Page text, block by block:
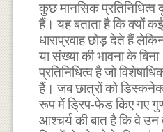
कुछ मानसिक
हैं। यह बताता है कि क्यों
धाराप्रवाह छोड़ देते हैं
या संख्या की भावना के
प्रतिनिधित्व है जो
हैं। जब छात्रों को
रूप में ड्रिप-फेड किए गए
आश्चर्य की बात है कि वे उन